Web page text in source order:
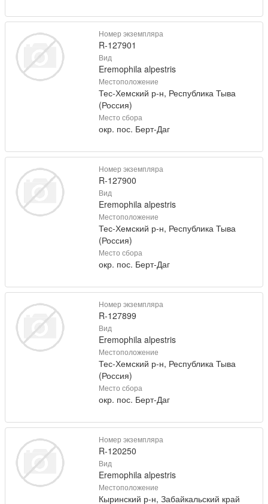
Номер экземпляра
R-127901
Вид
Eremophila alpestris
Местоположение
Тес-Хемский р-н, Республика Тыва
(Россия)
Место сбора
окр. пос. Берт-Даг
Номер экземпляра
R-127900
Вид
Eremophila alpestris
Местоположение
Тес-Хемский р-н, Республика Тыва
(Россия)
Место сбора
окр. пос. Берт-Даг
Номер экземпляра
R-127899
Вид
Eremophila alpestris
Местоположение
Тес-Хемский р-н, Республика Тыва
(Россия)
Место сбора
окр. пос. Берт-Даг
Номер экземпляра
R-120250
Вид
Eremophila alpestris
Местоположение
Кыринский р-н, Забайкальский край